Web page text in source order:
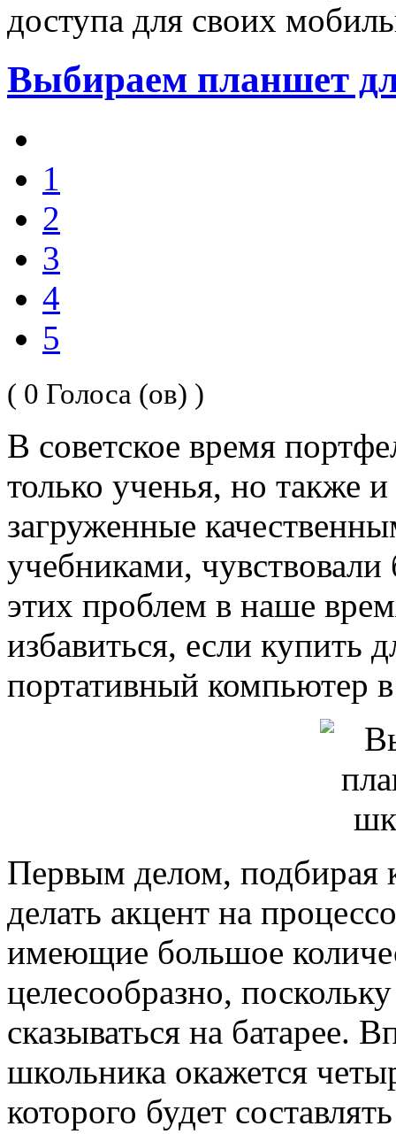
доступа для своих
Выбираем планшет
1
2
3
4
5
( 0 Голоса (ов) )
В советское время
только ученья, но также
загруженные
учебниками,
этих проблем в наше
избавиться, если купить
портативный компьютер
Первым делом,
делать акцент на
имеющие большое
целесообразно,
сказываться на батарее.
школьника окажется
которого будет